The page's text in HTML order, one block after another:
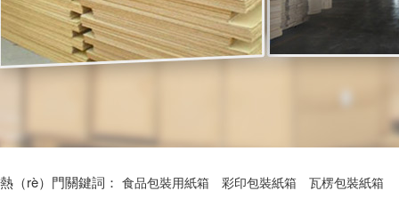
熱（rè）門關鍵詞： 食品包裝用紙箱 彩印包裝紙箱 瓦楞包裝紙箱